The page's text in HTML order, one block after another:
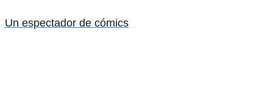
Un espectador de cómics